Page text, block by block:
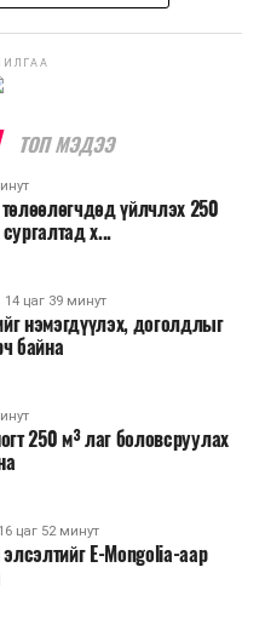
ТОП МЭДЭЭ
үйлчлэх 250
х...
14 цаг 39 минут
нэмэгдүүлэх, доголдлыг
байна
250 м³ лаг боловсруулах
16 цаг 52 минут
элсэлтийг E-Mongolia-аар